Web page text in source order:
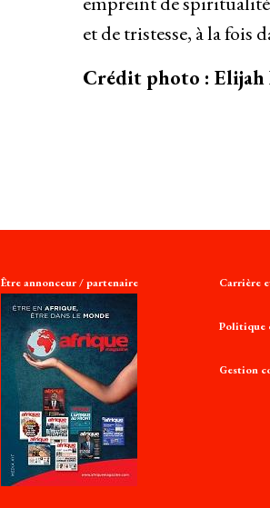
et de tristesse, à la fois
Crédit photo : Elijah
Être annonceur / partenaire Carrière
Politique
Gestion